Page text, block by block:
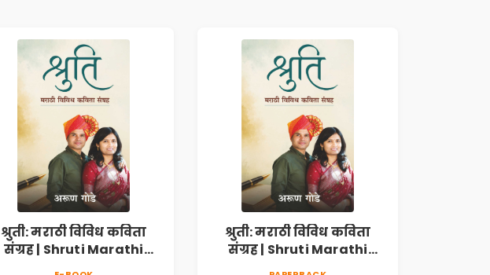
श्रुती: मराठी विविध कविता
संग्रह | Shruti Marathi
श्रुती: मराठी विविध कविता
संग्रह | Shruti Marathi